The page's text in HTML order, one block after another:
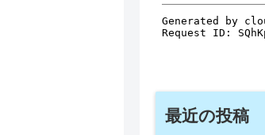
最近の投稿